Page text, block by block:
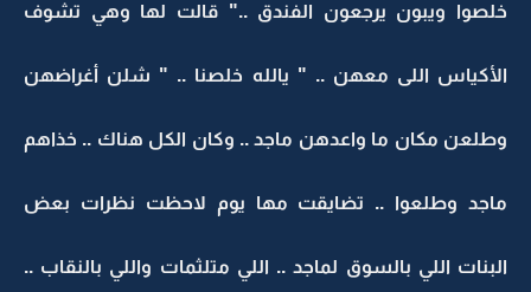
خلصوا ويبون يرجعون الفندق .." قالت لها وهي تشوف
الأكياس اللى معهن .. " يالله خلصنا .. " شلن أغراضهن
وطلعن مكان ما واعدهن ماجد .. وكان الكل هناك .. خذاهم
ماجد وطلعوا .. تضايقت مها يوم لاحظت نظرات بعض
البنات اللي بالسوق لماجد .. اللي متلثمات واللي بالنقاب ..